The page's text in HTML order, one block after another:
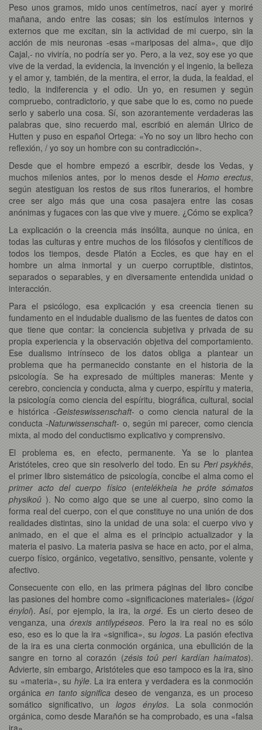
Peso unos gramos, mido unos centímetros, nací ayer y moriré
mañana, ando entre las cosas; sin los estímulos internos y
externos que me excitan, sin la actividad de mi cuerpo, sin la
acción de mis neuronas -esas «mariposas del alma», que dijo
Cajal,- no viviría, no podría ser yo. Pero, a la vez, soy ese yo que
vive de la verdad, la evidencia, la invención y el ingenio, la belleza
y el amor y, también, de la mentira, el error, la duda, la fealdad, el
tedio, la indiferencia y el odio. Un yo, en resumen y según
compruebo, contradictorio, y que sabe que lo es, como no puede
serlo y saberlo una cosa. Sí, son azorantemente verdaderas las
palabras que, sino recuerdo mal, escribió en alemán Ulrico de
Hutten y puso en español Ortega: «Yo no soy un libro hecho con
reflexión, / yo soy un hombre con su contradicción».
Desde que el hombre empezó a escribir, desde los Vedas, y
muchos milenios antes, por lo menos desde el Homo erectus,
según atestiguan los restos de sus ritos funerarios, el hombre
cree ser algo más que una cosa pasajera entre las cosas
anónimas y fugaces con las que vive y muere. ¿Cómo se explica?
La explicación o la creencia más insólita, aunque no única, en
todas las culturas y entre muchos de los filósofos y científicos de
todos los tiempos, desde Platón a Eccles, es que hay en el
hombre un alma inmortal y un cuerpo corruptible, distintos,
separados o separables, y en diversamente entendida unidad o
interacción.
Para el psicólogo, esa explicación y esa creencia tienen su
fundamento en el indudable dualismo de las fuentes de datos con
que tiene que contar: la conciencia subjetiva y privada de su
propia experiencia y la observación objetiva del comportamiento.
Ese dualismo intrínseco de los datos obliga a plantear un
problema que ha permanecido constante en el historia de la
psicología. Se ha expresado de múltiples maneras: Mente y
cerebro, conciencia y conducta, alma y cuerpo, espíritu y materia,
la psicología como ciencia del espíritu, biográfica, cultural, social
e histórica -Geisteswissenschaft- o como ciencia natural de la
conducta -Naturwissenschaft- o, según mi parecer, como ciencia
mixta, al modo del conductismo explicativo y comprensivo.
El problema es, en efecto, permanente. Ya se lo plantea
Aristóteles, creo que sin resolverlo del todo. En su Peri psykhês,
el primer libro sistemático de psicología, concibe el alma como el
primer acto del cuerpo físico (entelékheia he próte sómatos
physikoû ). No como algo que se une al cuerpo, sino como la
forma real del cuerpo, con el que constituye no una unión de dos
realidades distintas, sino la unidad de una sola: el cuerpo vivo y
animado, en el que el alma es el principio actualizador y la
materia el pasivo. La materia pasiva se hace en acto, por el alma,
cuerpo físico, orgánico, vegetativo, sensitivo, pensante, volente y
afectivo.
Consecuente con ello, en las primera páginas del libro concibe
las pasiones del hombre como «significaciones materiales» (lógoi
ényloi). Así, por ejemplo, la ira, laorgé. Es un cierto deseo de
venganza, una órexis antilypéseos. Pero la ira real no es sólo
eso, eso es lo que la ira «significa», su logos. La pasión efectiva
de la ira es una cierta conmoción orgánica, una ebullición de la
sangre en torno al corazón (zésis toû peri kardían haímatos).
Advierte, sin embargo, Aristóteles que eso tampoco es la ira, sino
su «materia», su hýle. La ira entera y verdadera es la conmoción
orgánica en tanto significadeseo de venganza, es un proceso
somático significativo, unlogos énylos. La sola conmoción
orgánica, como desde Marañón se ha comprobado, es una «falsa
ira».